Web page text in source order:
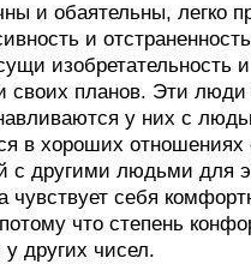
и обаятельны, легко
и
изобретательность
планов. Эти люди
у них с
в хороших
с другими людьми для
себя
что степень
других чисел.